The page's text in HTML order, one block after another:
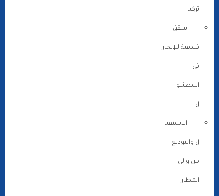
تركيا
شقق
فندقية للإيجار
في
اسطنبو
ل
الاستقبا
ل والتوديع
من والى
المطار